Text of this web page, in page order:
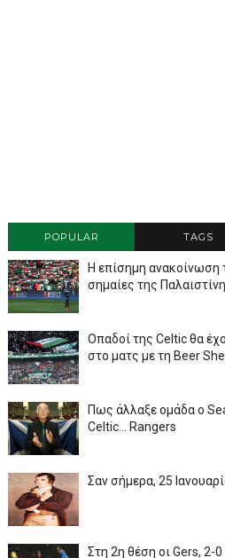
POPULAR TAGS
Η επίσημη ανακοίνωση
σημαίες της
Οπαδοί της Celtic θα
στο ματς με τη Beer
Πως άλλαξε ομάδα ο
Celtic... Rangers
Σαν σήμερα, 25
Στη 2η θέση οι Gers, 2-